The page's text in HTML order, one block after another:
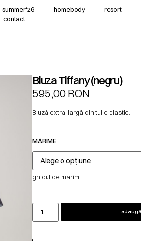
summer‘26 homebody resort
contact
Bluza Tiffany (negru)
595,00RON
Bluză extra-largă din tulle elastic.
MĂRIME
ghidul de mărimi